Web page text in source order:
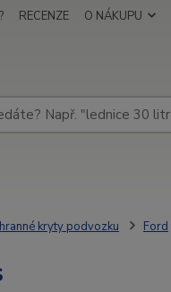
RECENZE O NÁKUPU
kryty podvozku Ford